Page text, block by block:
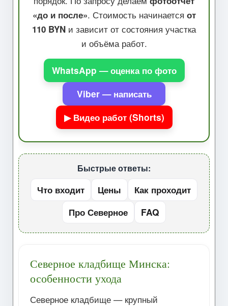
«до и после». Стоимость начинается от
110 BYN и зависит от состояния участка
и объёма работ.
WhatsApp — оценка по фото
Viber — написать
▶ Видео работ (Shorts)
Быстрые ответы:
Что входит Цены
Как проходит
Про Северное
FAQ
Северное кладбище Минска:
особенности ухода
Северное кладбище — крупный